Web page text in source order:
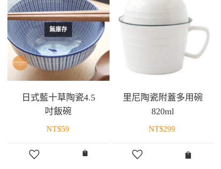
無庫存
日式藍十草陶瓷4.5
吋飯碗
NT$59
里尼陶瓷附蓋多用碗
820ml
NT$299